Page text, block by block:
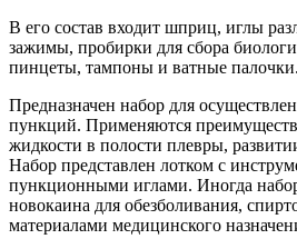
В его состав входит шприц, иглы
зажимы, пробирки для сбора
пинцеты, тампоны и ватные палочки.
Предназначен набор для
пункций. Применяются
жидкости в полости плевры,
Набор представлен лотком с
пункционными иглами. Иногда
новокаина для обезболивания,
материалами медицинского